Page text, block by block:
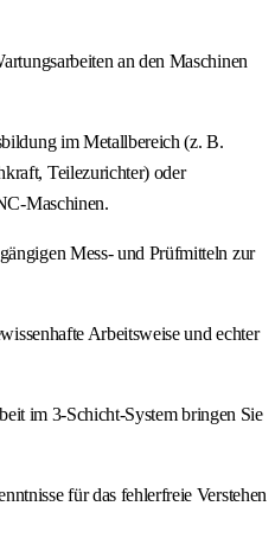
an den Maschinen
im Metallbereich (z. B.
Teilezurichter) oder
Maschinen.
Mess- und Prüfmitteln zur
Arbeitsweise und echter
im 3-Schicht-System bringen Sie
für das fehlerfreie Verstehen